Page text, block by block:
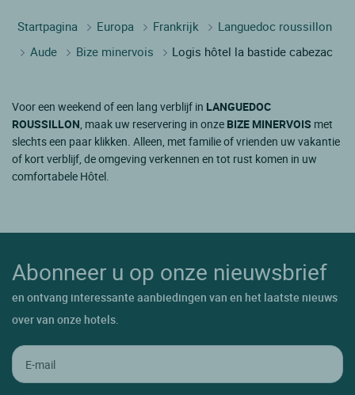
Startpagina Europa Frankrijk
Languedoc roussillon
Aude
Bize minervois Logis hôtel la bastide cabezac
Voor een weekend of een lang verblijf in LANGUEDOC
ROUSSILLON, maak uw reservering in onze BIZE MINERVOIS met
slechts een paar klikken. Alleen, met familie of vrienden uw vakantie
of kort verblijf, de omgeving verkennen en tot rust komen in uw
comfortabele Hôtel.
Abonneer u op onze nieuwsbrief
en ontvang interessante aanbiedingen van en het laatste nieuws
over van onze hotels.